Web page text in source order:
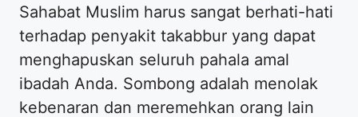
Sahabat Muslim harus sangat berhati-hati
terhadap penyakit takabbur yang dapat
menghapuskan seluruh pahala amal
ibadah Anda. Sombong adalah menolak
kebenaran dan meremehkan orang lain